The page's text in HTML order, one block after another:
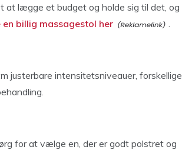
at lægge et budget og holde sig til det, og
en billig massagestol her .
justerbare intensitetsniveauer, forskellige
for at vælge en, der er godt polstret og